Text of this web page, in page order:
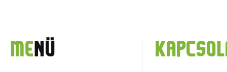
MENÜ